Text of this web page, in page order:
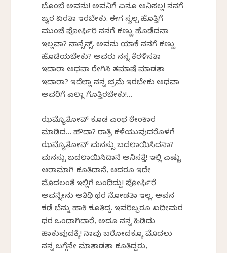
ಬೊಂಬೆ ಅವನು! ಅವನಿಗೆ ಏನೂ ಅನಿಸಲ್ಲ! ನನಗೆ
ಜ್ವರ ಏರತಾ ಇರಬೇಕು. ಈಗ ಸ್ವಲ್ಪ ಹೊತ್ತಿಗೆ
ಮುಂಚೆ ಪೋರ್ಫಿರಿ ನನಗೆ ಕಣ್ಣು ಹೊಡೆದನಾ
ಇಲ್ಲವಾ? ನಾನ್ಸೆನ್ಸ್. ಅವನು ಯಾಕೆ ನನಗೆ ಕಣ್ಣು
ಹೊಡೆಯಬೇಕು? ಅವರು ನನ್ನ ಕೆರಳಿಸತಾ
ಇದಾರಾ ಅಥವಾ ರೇಗಿಸಿ ತಮಾಷೆ ಮಾಡತಾ
ಇದಾರಾ? ಇದೆಲ್ಲಾ ನನ್ನ ಭ್ರಮೆ ಇರಬೇಕು ಅಥವಾ
ಅವರಿಗೆ ಎಲ್ಲಾ ಗೊತ್ತಿರಬೇಕು!…
ಝಮ್ಯೊತೋವ್ ಕೂಡ ಎಂಥ ಠೇಂಕಾರ
ಮಾಡಿದ… ಹೌದಾ? ರಾತ್ರಿ ಕಳೆಯುವುದರೊಳಗೆ
ಝಮ್ಯೊತೋವ್ ಮನಸ್ಸು ಬದಲಾಯಿಸಿದನಾ?
ಮನಸ್ಸು ಬದಲಾಯಿಸಿದಾನೆ ಅನಿಸತ್ತೆ! ಇಲ್ಲಿ ಎಷ್ಟು
ಆರಾಮಾಗಿ ಕೂತಿದಾನೆ, ಆದರೂ ಇದೇ
ಮೊದಲಂತೆ ಇಲ್ಲಿಗೆ ಬಂದಿದ್ದು! ಪೋರ್ಫಿರೆ
ಅವನ್ನೇನು ಅತಿಥಿ ಥರ ನೋಡತಾ ಇಲ್ಲ. ಅವನ
ಕಡೆ ಬೆನ್ನು ಹಾಕಿ ಕೂತಿದ್ದ. ಇವರಿಬ್ಬರೂ ಖದೀಮರ
ಥರ ಒಂದಾಗಿದಾರೆ, ಅದೂ ನನ್ನ ಹಿಡಿದು
ಹಾಕುವುದಕ್ಕೆ! ನಾವು ಬರೋದಕ್ಕೂ ಮೊದಲು
ನನ್ನ ಬಗ್ಗೆನೇ ಮಾತಾಡತಾ ಕೂತಿದ್ದರು,